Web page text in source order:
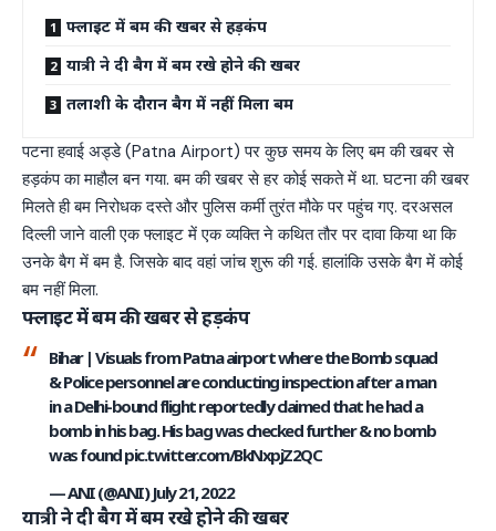
फ्लाइट में बम की खबर से हड़कंप
यात्री ने दी बैग में बम रखे होने की खबर
तलाशी के दौरान बैग में नहीं मिला बम
पटना हवाई अड्डे (Patna Airport) पर कुछ समय के लिए बम की खबर से
हड़कंप का माहौल बन गया. बम की खबर से हर कोई सकते में था. घटना की खबर
मिलते ही बम निरोधक दस्ते और पुलिस कर्मी तुरंत मौके पर पहुंच गए. दरअसल
दिल्ली जाने वाली एक फ्लाइट में एक व्यक्ति ने कथित तौर पर दावा किया था कि
उनके बैग में बम है. जिसके बाद वहां जांच शुरू की गई. हालांकि उसके बैग में कोई
बम नहीं मिला.
फ्लाइट में बम की खबर से हड़कंप
Bihar | Visuals from Patna airport where the Bomb squad
& Police personnel are conducting inspection after a man
in a Delhi-bound flight reportedly claimed that he had a
bomb in his bag. His bag was checked further & no bomb
was foundpic.twitter.com/BkNxpjZ2QC
— ANI (@ANI)July 21, 2022
यात्री ने दी बैग में बम रखे होने की खबर